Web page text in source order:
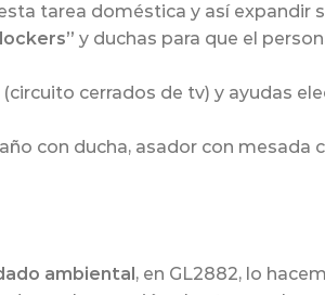
tarea doméstica y así expandir
y duchas para que el
cerrados de tv) y ayudas
con ducha, asador con mesada
ambiental, en GL2882, lo